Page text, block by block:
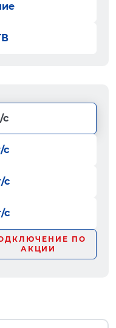
с
с
с
с
ПО
АКЦИИ